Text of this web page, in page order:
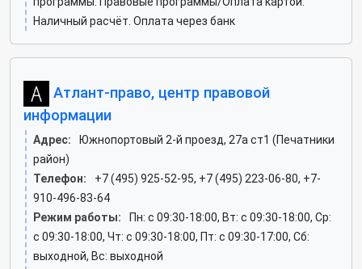
Наличный расчёт. Оплата через банк
Атлант-право, центр правовой
информации
Адрес:
Южнопортовый 2-й проезд, 27а ст1 (Печатники
район)
Телефон:
+7 (495) 925-52-95, +7 (495) 223-06-80, +7-
910-496-83-64
Режим работы:
Пн: c 09:30-18:00, Вт: c 09:30-18:00, Ср:
c 09:30-18:00, Чт: c 09:30-18:00, Пт: c 09:30-17:00, Сб:
выходной, Вс: выходной